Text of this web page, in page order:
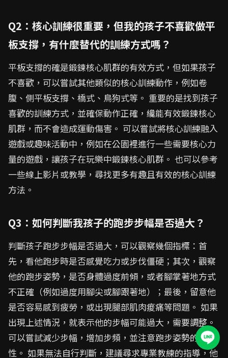
Q2：核心訓練很重要，但我的孩子不喜歡做平
板支撐，有什麼替代的訓練方式嗎？
平板支撐的確是鍛鍊核心肌群的有效方式，但如果孩子
不喜歡，可以嘗試其他類似的核心訓練動作，例如卷
腹、側平板支撐、橋式、鳥狗式等。 重要的是找到孩子
喜歡的訓練方式，並確保動作正確，纔能有效鍛鍊核心
肌群，而不會造成運動傷害。 可以嘗試將核心訓練融入
遊戲或趣味活動中，例如在公園裡進行一些需要核心力
量的遊戲，讓孩子在玩樂中鍛鍊核心肌群。 也可以參考
一些線上影片或教學，尋找更多有趣且有效的核心訓練
方法。
Q3：如何判斷我孩子的跑步步幅是否過大？
判斷孩子跑步步幅是否過大，可以觀察幾個指標：首
先，看他跑步時是否感覺吃力或步伐僵硬；其次，觀察
他的跑步姿勢，是否身體過度前傾，或者腳掌著地方式
不正確（例如過度用腳尖或腳跟著地）；最後，留意他
是否容易感到疲勞，或出現腿部肌肉痠痛等問題。 如果
出現上述情況，就表示他的步幅可能過大，需要調整。
可以嘗試減少步幅，增加步頻，並注意跑步姿勢的正確
性。 如果無法自行判斷，建議尋求專業教練的指導，他